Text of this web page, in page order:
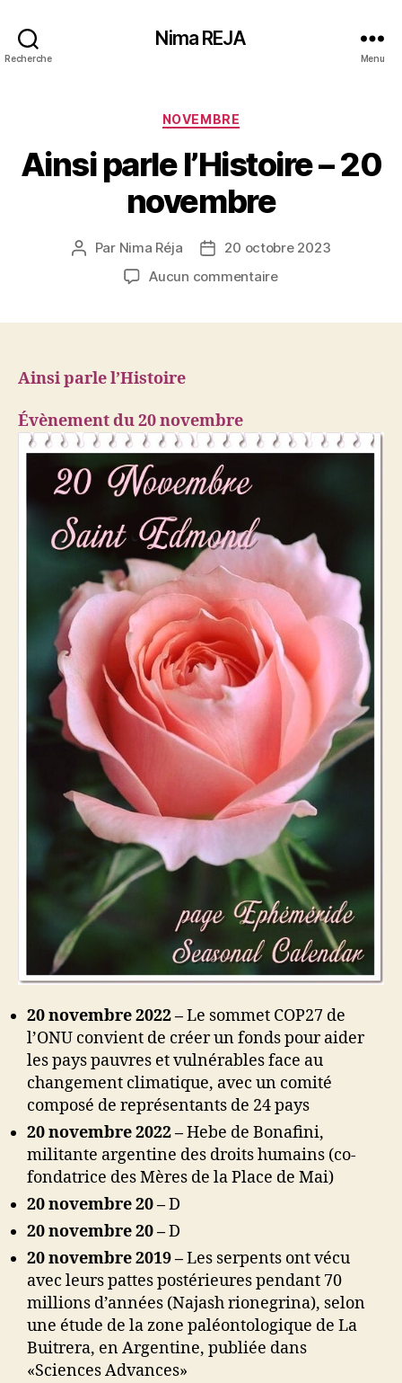
Recherche
Nima REJA
Menu
Catégories
NOVEMBRE
Ainsi parle l’Histoire – 20
novembre
Auteur
Par Nima Réja
Date20 octobre 2023
Aucun commentairesur
Ainsi parle l’Histoire
Évènement du 20 novembre
20 novembre 2022 –Le sommet COP27 de
l’ONU convient de créer un fonds pour aider
les pays pauvres et vulnérables face au
changement climatique, avec un comité
composé de représentants de 24 pays
20 novembre 2022 –Hebe de Bonafini,
militante argentine des droits humains (co-
fondatrice des Mères de la Place de Mai)
20 novembre 20 –D
20 novembre 20 –D
20 novembre 2019 –Les serpents ont vécu
avec leurs pattes postérieures pendant 70
millions d’années (Najash rionegrina), selon
une étude de la zone paléontologique de La
Buitrera, en Argentine, publiée dans
«Sciences Advances»